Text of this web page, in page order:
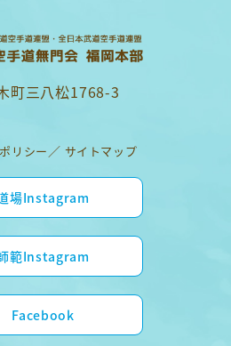
町三八松1768-3
リシー サイトマップ
場Instagram
範Instagram
Facebook